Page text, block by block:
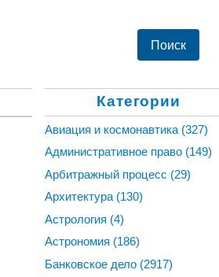
Категории
Авиация и космонавтика (327)
Административное право (149)
Арбитражный процесс (29)
Архитектура (130)
Астрология (4)
Астрономия (186)
Банковское дело (2917)